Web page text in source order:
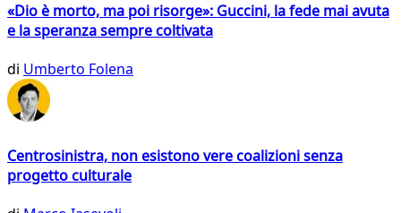
«Dio è morto, ma poi risorge»: Guccini, la fede mai avuta
e la speranza sempre coltivata
di Umberto Folena
Centrosinistra, non esistono vere coalizioni senza
progetto culturale